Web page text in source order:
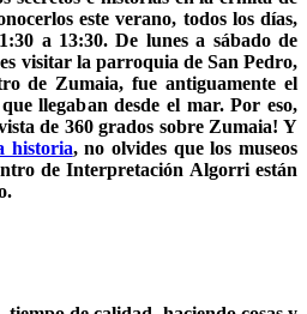
este verano, todos los días,
a 13:30. De lunes a sábado de
visitar la parroquia de San Pedro,
de Zumaia, fue antiguamente el
llegaban desde el mar. Por eso,
de 360 grados sobre Zumaia! Y
historia, no olvides que los museos
de Interpretación Algorri están